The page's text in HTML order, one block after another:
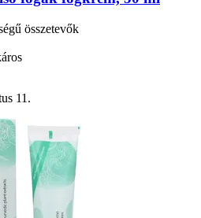
összetevők
11.